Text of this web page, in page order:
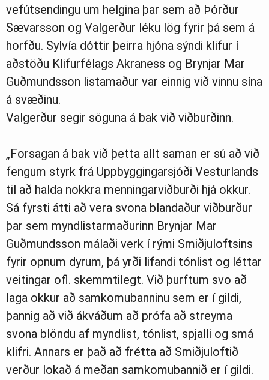
vefútsendingu um helgina þar sem að Þórður
Sævarsson og Valgerður léku lög fyrir þá sem á
horfðu. Sylvía dóttir þeirra hjóna sýndi klifur í
aðstöðu Klifurfélags Akraness og Brynjar Mar
Guðmundsson listamaður var einnig við vinnu sína
á svæðinu.
Valgerður segir söguna á bak við viðburðinn.
„Forsagan á bak við þetta allt saman er sú að við
fengum styrk frá Uppbyggingarsjóði Vesturlands
til að halda nokkra menningarviðburði hjá okkur.
Sá fyrsti átti að vera svona blandaður viðburður
þar sem myndlistarmaðurinn Brynjar Mar
Guðmundsson málaði verk í rými Smiðjuloftsins
fyrir opnum dyrum, þá yrði lifandi tónlist og léttar
veitingar ofl. skemmtilegt. Við þurftum svo að
laga okkur að samkomubanninu sem er í gildi,
þannig að við ákváðum að prófa að streyma
svona blöndu af myndlist, tónlist, spjalli og smá
klifri. Annars er það að frétta að Smiðjuloftið
verður lokað á meðan samkomubannið er í gildi.